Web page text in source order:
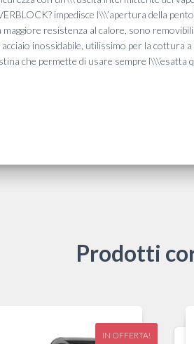
impedisce l\\\’apertura della
resistenza al calore, sono
inossidabile, utilissimo per la cottura
che permette di usare sempre
Prodotti
IN OFFERTA!